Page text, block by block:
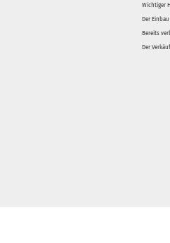
Wichtiger
Der
Bereits
Der